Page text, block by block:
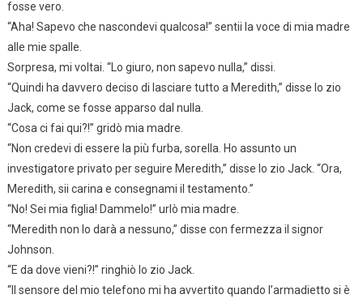
fosse vero.
“Aha! Sapevo che nascondevi qualcosa!” sentii la voce di mia madre
alle mie spalle.
Sorpresa, mi voltai. “Lo giuro, non sapevo nulla,” dissi.
“Quindi ha davvero deciso di lasciare tutto a Meredith,” disse lo zio
Jack, come se fosse apparso dal nulla.
“Cosa ci fai qui?!” gridò mia madre.
“Non credevi di essere la più furba, sorella. Ho assunto un
investigatore privato per seguire Meredith,” disse lo zio Jack. “Ora,
Meredith, sii carina e consegnami il testamento.”
“No! Sei mia figlia! Dammelo!” urlò mia madre.
“Meredith non lo darà a nessuno,” disse con fermezza il signor
Johnson.
“E da dove vieni?!” ringhiò lo zio Jack.
“Il sensore del mio telefono mi ha avvertito quando l’armadietto si è